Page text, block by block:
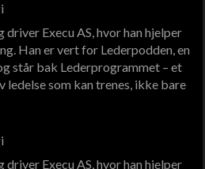
Execu AS, hvor han hjelper
Han er vert for Lederpodden, en
står bak Lederprogrammet – et
som kan trenes, ikke bare
Execu AS, hvor han hjelper